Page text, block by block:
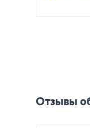
Отзывы